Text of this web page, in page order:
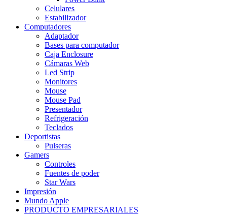
Celulares
Estabilizador
Computadores
Adaptador
Bases para computador
Caja Enclosure
Cámaras Web
Led Strip
Monitores
Mouse
Mouse Pad
Presentador
Refrigeración
Teclados
Deportistas
Pulseras
Gamers
Controles
Fuentes de poder
Star Wars
Impresión
Mundo Apple
PRODUCTO EMPRESARIALES